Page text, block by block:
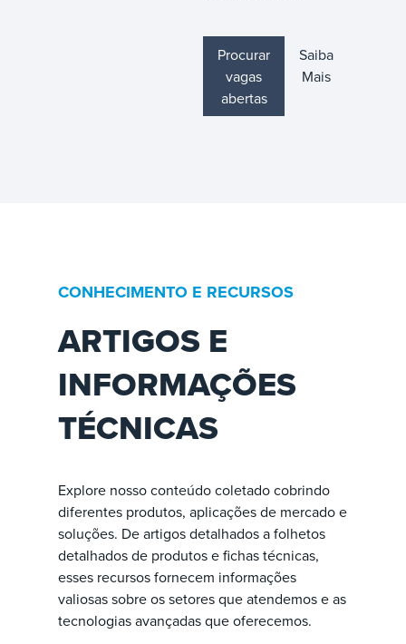
Procurar
vagas
abertas
Saiba
Mais
CONHECIMENTO E RECURSOS
ARTIGOS E
INFORMAÇÕES
TÉCNICAS
Explore nosso conteúdo coletado cobrindo
diferentes produtos, aplicações de mercado e
soluções. De artigos detalhados a folhetos
detalhados de produtos e fichas técnicas,
esses recursos fornecem informações
valiosas sobre os setores que atendemos e as
tecnologias avançadas que oferecemos.